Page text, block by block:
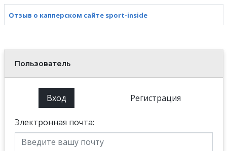
Отзыв о капперском сайте sport-inside
Пользователь
Вход Регистрация
Электронная почта: